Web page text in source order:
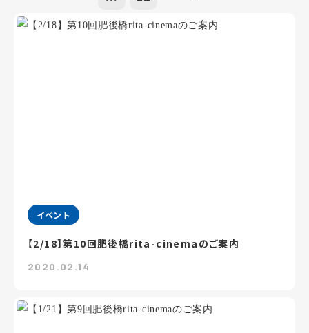
イベント
【2/18】第10回肥後橋rita-cinemaのご案内
2020.02.14